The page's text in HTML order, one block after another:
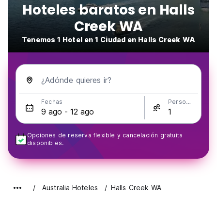
Hoteles baratos en Halls
Creek WA
Tenemos 1 Hotel en 1 Ciudad en Halls Creek WA
¿Adónde quieres ir?
Fechas Personas
Opciones de reserva flexible y cancelación gratuita
disponibles.
Australia Hoteles Halls Creek WA